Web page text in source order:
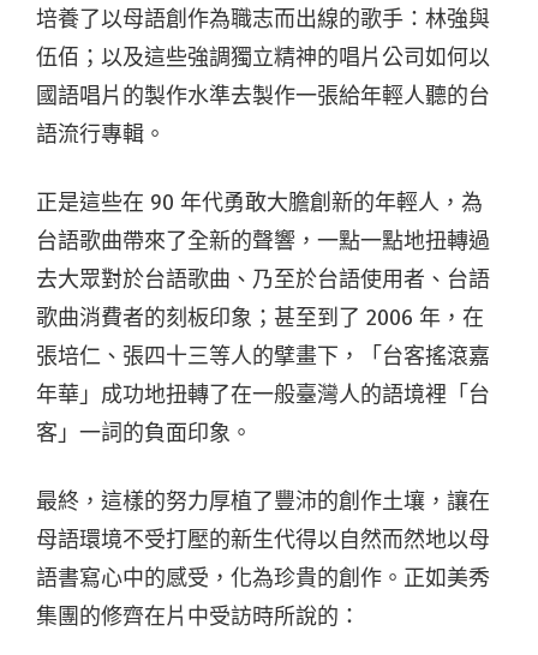
培養了以母語創作為職志而出線的歌手：林強與
伍佰；以及這些強調獨立精神的唱片公司如何以
國語唱片的製作水準去製作一張給年輕人聽的台
語流行專輯。
正是這些在 90 年代勇敢大膽創新的年輕人，為
台語歌曲帶來了全新的聲響，一點一點地扭轉過
去大眾對於台語歌曲、乃至於台語使用者、台語
歌曲消費者的刻板印象；甚至到了 2006 年，在
張培仁、張四十三等人的擘畫下，「台客搖滾嘉
年華」成功地扭轉了在一般臺灣人的語境裡「台
客」一詞的負面印象。
最終，這樣的努力厚植了豐沛的創作土壤，讓在
母語環境不受打壓的新生代得以自然而然地以母
語書寫心中的感受，化為珍貴的創作。正如美秀
集團的修齊在片中受訪時所說的：